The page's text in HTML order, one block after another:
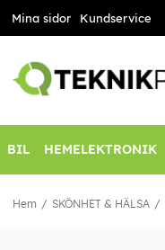
Mina sidor Kundservice
BIL HEMELEKTRONIK
Hem SKÖNHET & HÄLSA